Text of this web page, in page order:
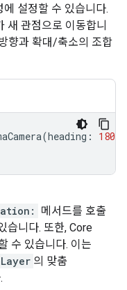
에 설정할 수 있습니다.
새 관점으로 이동합니
향과 확대/축소의 조합
(heading : 180
메서드를 호출
습니다. 또한, Core
수 있습니다. 이는
의 맞춤